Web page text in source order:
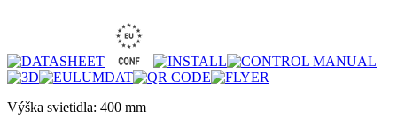
Výška svietidla: 400 mm